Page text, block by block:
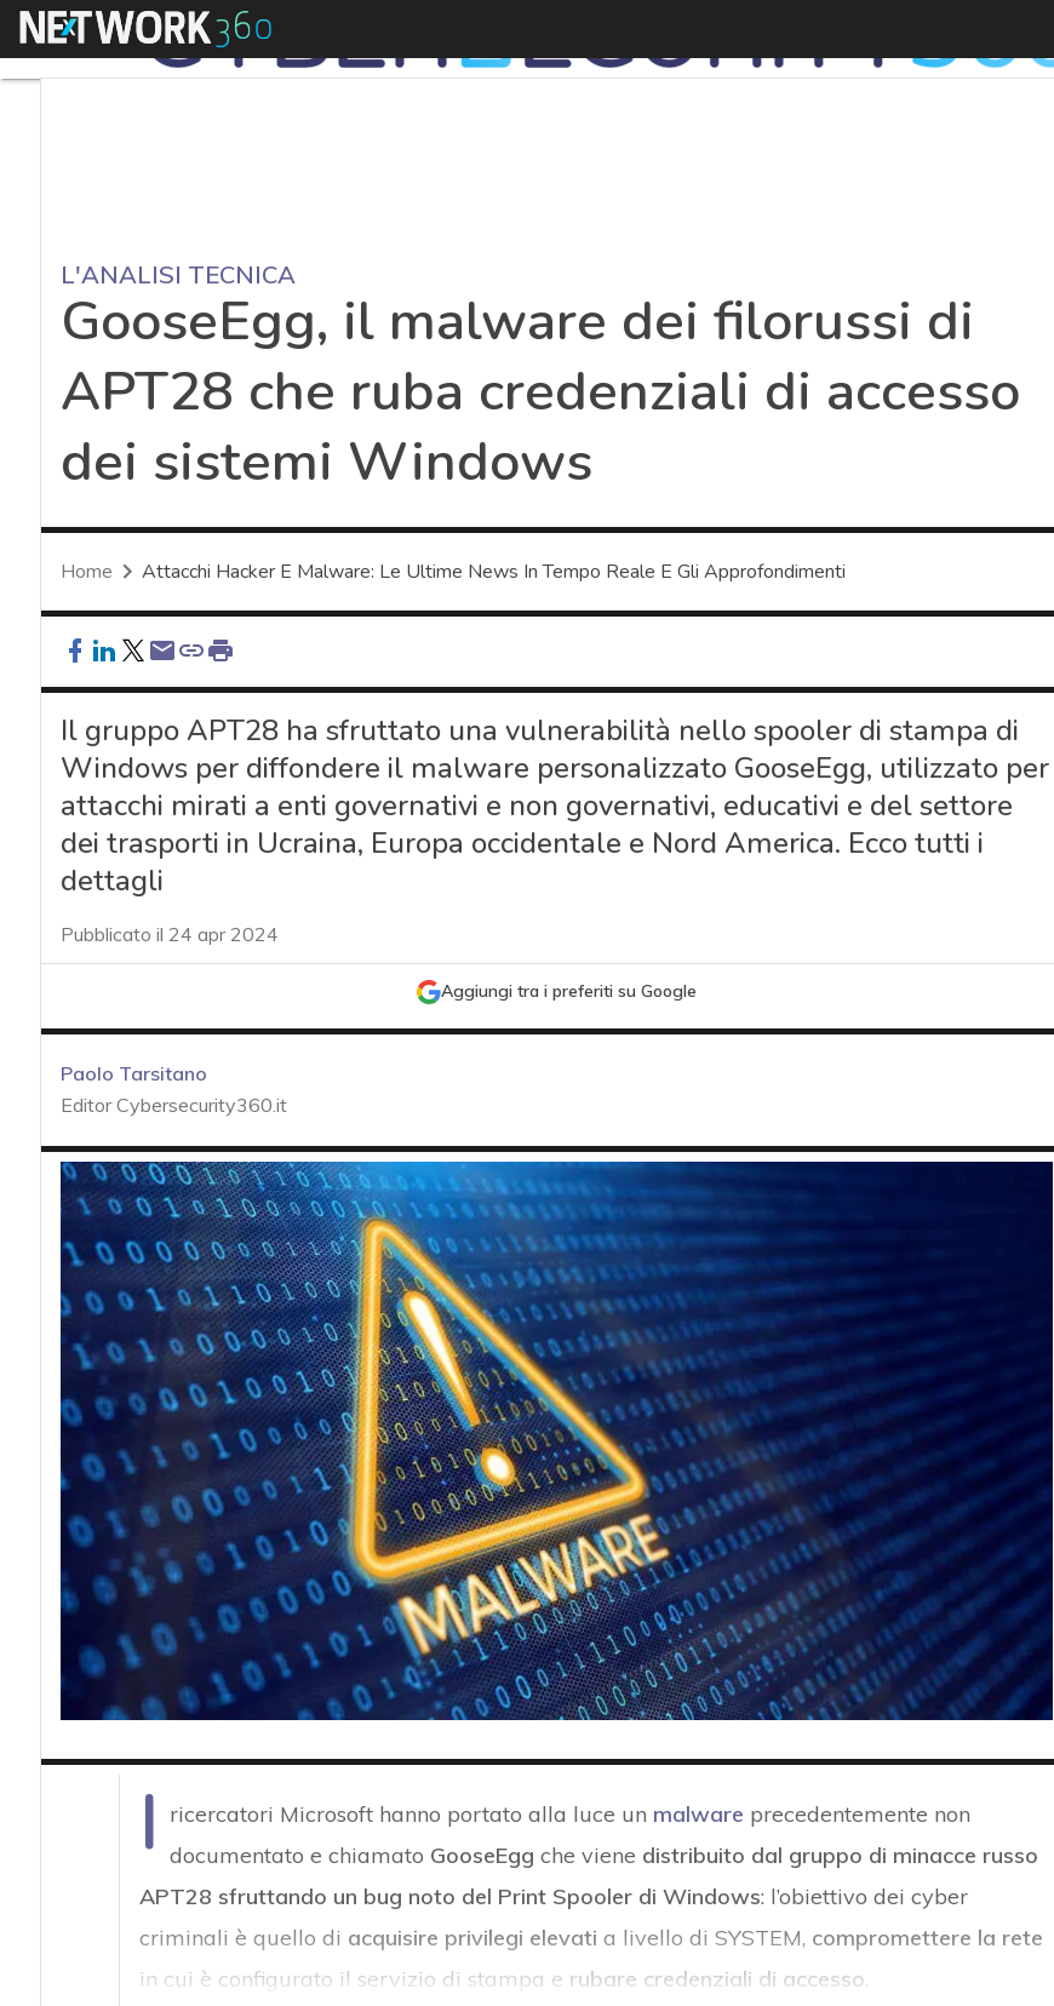
Menu
L'ANALISI TECNICA
GooseEgg, il malware dei filorussi di
APT28 che ruba credenziali di accesso
dei sistemi Windows
Home Attacchi Hacker E Malware: Le Ultime News In Tempo Reale E Gli Approfondimenti
Il gruppo APT28 ha sfruttato una vulnerabilità nello spooler di stampa di
Windows per diffondere il malware personalizzato GooseEgg, utilizzato per
attacchi mirati a enti governativi e non governativi, educativi e del settore
dei trasporti in Ucraina, Europa occidentale e Nord America. Ecco tutti i
dettagli
Pubblicato il 24 apr 2024
Aggiungi tra i preferiti su Google
Paolo Tarsitano
Editor Cybersecurity360.it
I ricercatori Microsoft hanno portato alla luce un malware precedentemente non
documentato e chiamato GooseEgg che viene distribuito dal gruppo di minacce russo
APT28 sfruttando un bug noto del Print Spooler di Windows: l’obiettivo dei cyber
criminali è quello di acquisire privilegi elevati a livello di SYSTEM, compromettere la rete
in cui è configurato il servizio di stampa e rubare credenziali di accesso.
A
Advanced Persistent Threat
Attacchi hacker e Malware: le ultime news in tempo reale e gli approfondimenti